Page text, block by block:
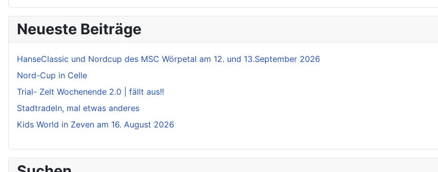
Neueste Beiträge
HanseClassic und Nordcup des MSC Wörpetal am 12. und 13.September 2026
Nord-Cup in Celle
Trial- Zelt Wochenende 2.0 | fällt aus!!
Stadtradeln, mal etwas anderes
Kids World in Zeven am 16. August 2026